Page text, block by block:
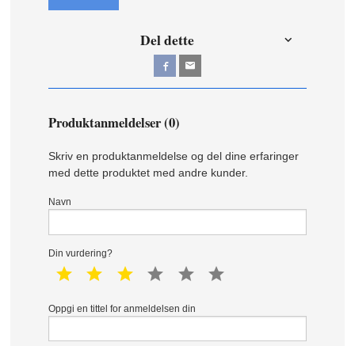
Del dette
Produktanmeldelser (0)
Skriv en produktanmeldelse og del dine erfaringer
med dette produktet med andre kunder.
Navn
Din vurdering?
1 star 2 star 3 star 4 star 5 star
Oppgi en tittel for anmeldelsen din